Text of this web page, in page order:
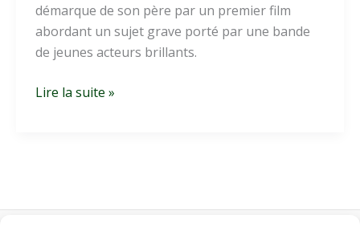
démarque de son père par un premier film
abordant un sujet grave porté par une bande
de jeunes acteurs brillants.
Juno
Lire la suite »